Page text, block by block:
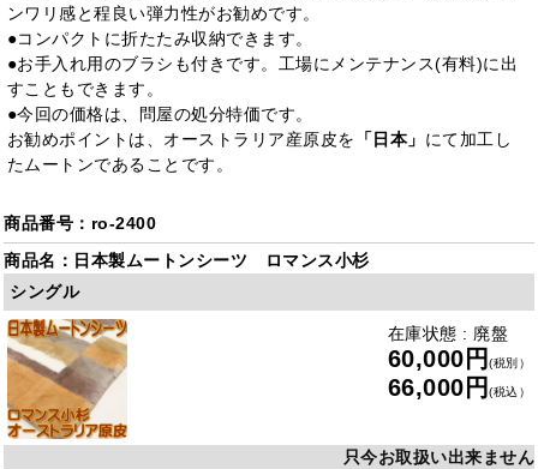
ンワリ感と程良い弾力性がお勧めです。
●コンパクトに折たたみ収納できます。
●お手入れ用のブラシも付きです。工場にメンテナンス(有料)に出
すこともできます。
●今回の価格は、問屋の処分特価です。
お勧めポイントは、オーストラリア産原皮を
「日本」 にて加工し
たムートンであることです。
商品番号：ro-2400
商品名：日本製ムートンシーツ ロマンス小杉
シングル
在庫状態 : 廃盤
60,000円(税別）
66,000円(税込）
只今お取扱い出来ません